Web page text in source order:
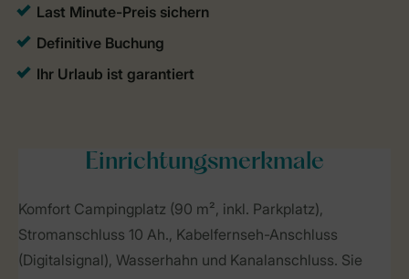
Einrichtungsmerkmale
Komfort Campingplatz (90 m², inkl. Parkplatz),
Stromanschluss 10 Ah., Kabelfernseh-Anschluss
(Digitalsignal), Wasserhahn und Kanalanschluss. Sie